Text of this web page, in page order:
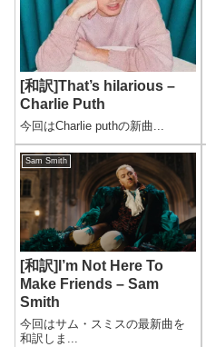
[和訳]That’s hilarious –
Charlie Puth
今回はCharlie puthの新曲...
Sam Smith
[和訳]I’m Not Here To
Make Friends – Sam
Smith
今回はサム・スミスの最新曲を
和訳しま...